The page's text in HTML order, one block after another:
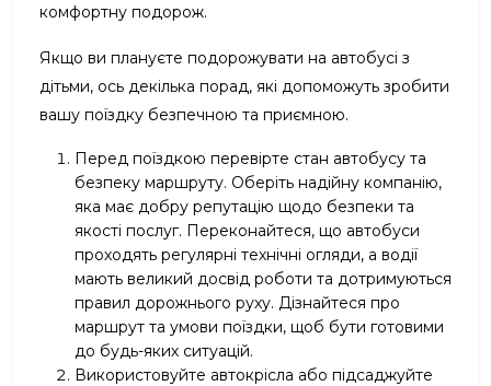
комфортну подорож.
Якщо ви плануєте подорожувати на автобусі з
дітьми, ось декілька порад, які допоможуть зробити
вашу поїздку безпечною та приємною.
Перед поїздкою перевірте стан автобусу та
безпеку маршруту. Оберіть надійну компанію,
яка має добру репутацію щодо безпеки та
якості послуг. Переконайтеся, що автобуси
проходять регулярні технічні огляди, а водії
мають великий досвід роботи та дотримуються
правил дорожнього руху. Дізнайтеся про
маршрут та умови поїздки, щоб бути готовими
до будь-яких ситуацій.
Використовуйте автокрісла або підсаджуйте